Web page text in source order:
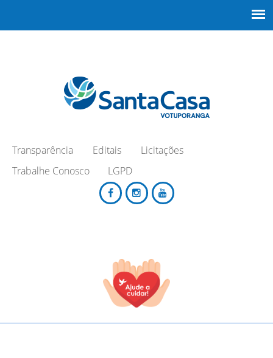
Transparência Editais
Licitações
Trabalhe Conosco
LGPD